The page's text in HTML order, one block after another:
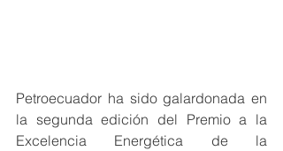
Petroecuador ha sido galardonada en
la segunda edición del Premio a la
Excelencia Energética de la